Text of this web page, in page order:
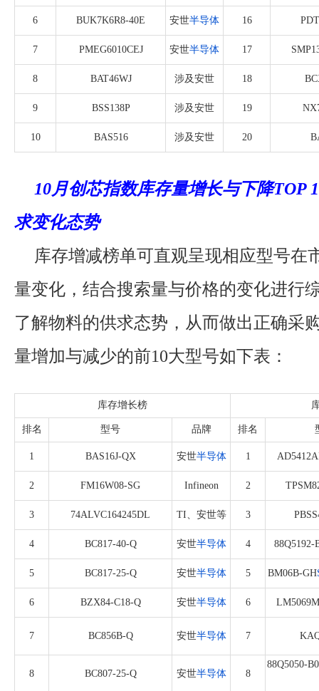
6 BUK7K6R8-40E 安世半导体 16
7 PMEG6010CEJ 安世半导体 17
8 BAT46WJ 涉及安世 18
9 BSS138P 涉及安世 19
10 BAS516 涉及安世 20
10月创芯指数库存量增长与下降TOP
求变化态势
库存增减榜单可直观呈现相应型号在
量变化，结合搜索量与价格的变化进行
了解物料的供求态势，从而做出正确采
量增加与减少的前10大型号如下表：
库存增长榜
排名 型号 品牌 排名
1 BAS16J-QX 安世半导体 1
2 FM16W08-SG Infineon 2
3 74ALVC164245DL TI、安世等 3
4 BC817-40-Q 安世半导体 4 88Q5192-
5 BC817-25-Q 安世半导体 5 BM06B-GH
6 BZX84-C18-Q 安世半导体 6
7 BC856B-Q 安世半导体 7
8 BC807-25-Q 安世半导体 8
88Q5050-